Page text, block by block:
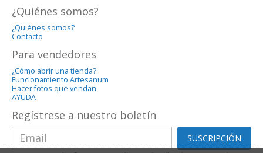
¿Quiénes somos?
¿Quiénes somos?
Contacto
Para vendedores
¿Cómo abrir una tienda?
Funcionamiento Artesanum
Hacer fotos que vendan
AYUDA
Regístrese a nuestro boletín
SUSCRIPCIÓN